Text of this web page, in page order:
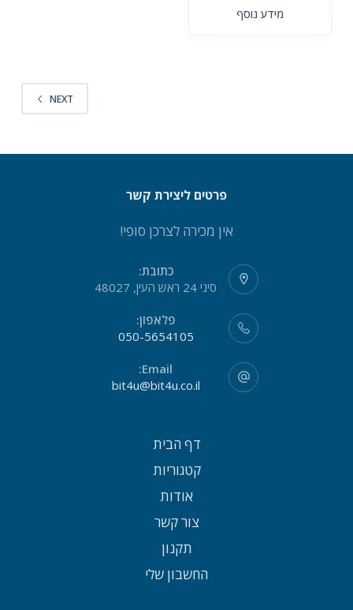
מידע נוסף
NEXT
פרטים ליצירת קשר
אין מכירה לצרכן סופי!
כתובת:
סיני 24 ראש העין, 48027
פלאפון:
050-5654105
Email:
bit4u@bit4u.co.il
דף הבית
קטגוריות
אודות
צור קשר
תקנון
החשבון שלי